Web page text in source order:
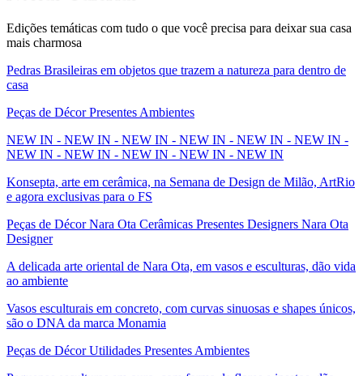
Edições temáticas com tudo o que você precisa para deixar sua casa
mais charmosa
Pedras Brasileiras em objetos que trazem a natureza para dentro de
casa
Peças de Décor Presentes Ambientes
NEW IN - NEW IN - NEW IN - NEW IN - NEW IN - NEW IN -
NEW IN - NEW IN - NEW IN - NEW IN - NEW IN
Konsepta, arte em cerâmica, na Semana de Design de Milão, ArtRio
e agora exclusivas para o FS
Peças de Décor Nara Ota Cerâmicas Presentes Designers Nara Ota
Designer
A delicada arte oriental de Nara Ota, em vasos e esculturas, dão vida
ao ambiente
Vasos esculturais em concreto, com curvas sinuosas e shapes únicos,
são o DNA da marca Monamia
Peças de Décor Utilidades Presentes Ambientes